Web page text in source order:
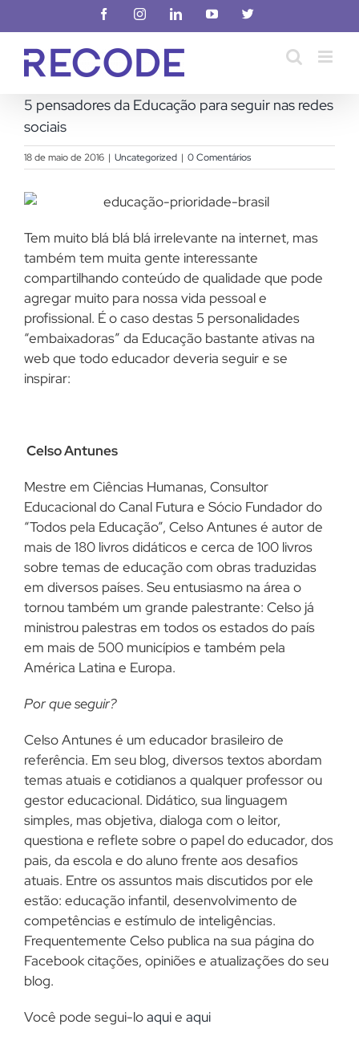
para
conteúdo
FacebookInstagramLinkedInYouTubeX
5 pensadores da Educação para seguir nas redes
sociais
18 de maio de 2016 | Uncategorized | 0 Comentários
Tem muito blá blá blá irrelevante na internet, mas
também tem muita gente interessante
compartilhando conteúdo de qualidade que pode
agregar muito para nossa vida pessoal e
profissional. É o caso destas 5 personalidades
“embaixadoras” da Educação bastante ativas na
web que todo educador deveria seguir e se
inspirar:
Celso Antunes
Mestre em Ciências Humanas, Consultor
Educacional do Canal Futura e Sócio Fundador do
“Todos pela Educação”, Celso Antunes é autor de
mais de 180 livros didáticos e cerca de 100 livros
sobre temas de educação com obras traduzidas
em diversos países. Seu entusiasmo na área o
tornou também um grande palestrante: Celso já
ministrou palestras em todos os estados do país
em mais de 500 municípios e também pela
América Latina e Europa.
Por que seguir?
Celso Antunes é um educador brasileiro de
referência. Em seu blog, diversos textos abordam
temas atuais e cotidianos a qualquer professor ou
gestor educacional. Didático, sua linguagem
simples, mas objetiva, dialoga com o leitor,
questiona e reflete sobre o papel do educador, dos
pais, da escola e do aluno frente aos desafios
atuais. Entre os assuntos mais discutidos por ele
estão: educação infantil, desenvolvimento de
competências e estímulo de inteligências.
Frequentemente Celso publica na sua página do
Facebook citações, opiniões e atualizações do seu
blog.
Você pode segui-loaquie aqui